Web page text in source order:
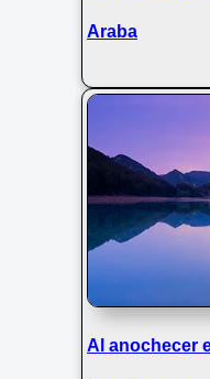
Araba
Al anochecer